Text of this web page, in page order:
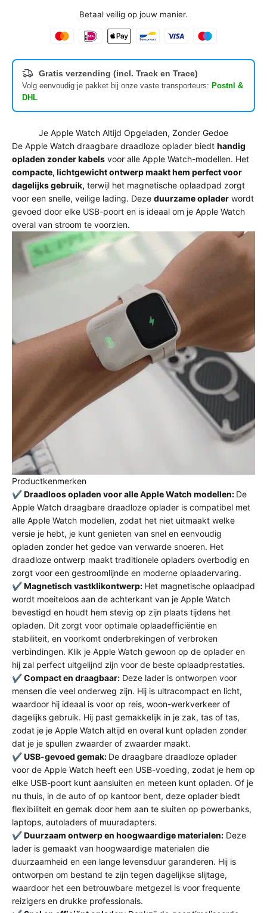
Betaal veilig op jouw manier.
Gratis verzending (incl. Track en Trace)
Volg eenvoudig je pakket bij onze vaste transporteurs: Postnl &
DHL
Je Apple Watch Altijd Opgeladen, Zonder Gedoe
De Apple Watch draagbare draadloze oplader biedt handig
opladen zonder kabels voor alle Apple Watch-modellen. Het
compacte, lichtgewicht ontwerp maakt hem perfect voor
dagelijks gebruik, terwijl het magnetische oplaadpad zorgt
voor een snelle, veilige lading. Deze duurzame oplader wordt
gevoed door elke USB-poort en is ideaal om je Apple Watch
overal van stroom te voorzien.
Productkenmerken
✔️Draadloos opladen voor alle Apple Watch modellen: De
Apple Watch draagbare draadloze oplader is compatibel met
alle Apple Watch modellen, zodat het niet uitmaakt welke
versie je hebt, je kunt genieten van snel en eenvoudig
opladen zonder het gedoe van verwarde snoeren. Het
draadloze ontwerp maakt traditionele opladers overbodig en
zorgt voor een gestroomlijnde en moderne oplaadervaring.
✔️Magnetisch vastklikontwerp: Het magnetische oplaadpad
wordt moeiteloos aan de achterkant van je Apple Watch
bevestigd en houdt hem stevig op zijn plaats tijdens het
opladen. Dit zorgt voor optimale oplaadefficiëntie en
stabiliteit, en voorkomt onderbrekingen of verbroken
verbindingen. Klik je Apple Watch gewoon op de oplader en
hij zal perfect uitgelijnd zijn voor de beste oplaadprestaties.
✔️Compact en draagbaar: Deze lader is ontworpen voor
mensen die veel onderweg zijn. Hij is ultracompact en licht,
waardoor hij ideaal is voor op reis, woon-werkverkeer of
dagelijks gebruik. Hij past gemakkelijk in je zak, tas of tas,
zodat je je Apple Watch altijd en overal kunt opladen zonder
dat je je spullen zwaarder of zwaarder maakt.
✔️USB-gevoed gemak: De draagbare draadloze oplader
voor de Apple Watch heeft een USB-voeding, zodat je hem op
elke USB-poort kunt aansluiten en meteen kunt opladen. Of je
nu thuis, in de auto of op kantoor bent, deze oplader biedt
flexibiliteit en gemak door hem aan te sluiten op powerbanks,
laptops, autoladers of muuradapters.
✔️Duurzaam ontwerp en hoogwaardige materialen: Deze
lader is gemaakt van hoogwaardige materialen die
duurzaamheid en een lange levensduur garanderen. Hij is
ontworpen om bestand te zijn tegen dagelijkse slijtage,
waardoor het een betrouwbare metgezel is voor frequente
reizigers en drukke professionals.